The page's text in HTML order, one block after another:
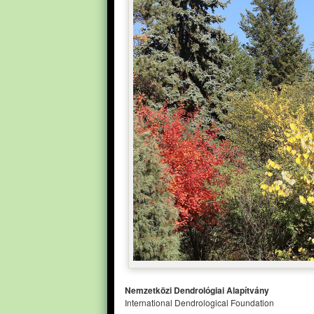
Nemzetközi Dendrológiai Alapítvány
International Dendrological Foundation